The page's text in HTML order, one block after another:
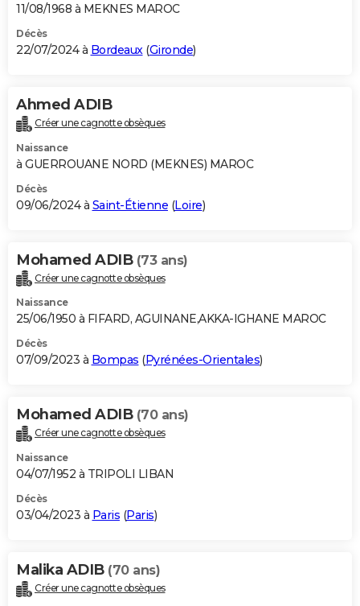
11/08/1968 à MEKNES MAROC
Décès
22/07/2024 à Bordeaux(Gironde)
Ahmed ADIB
Créer une cagnotte obsèques
Naissance
à GUERROUANE NORD (MEKNES) MAROC
Décès
09/06/2024 à Saint-Étienne (Loire)
Mohamed ADIB (73 ans)
Créer une cagnotte obsèques
Naissance
25/06/1950 à FIFARD, AGUINANE,AKKA-IGHANE MAROC
Décès
07/09/2023 à Bompas (Pyrénées-Orientales)
Mohamed ADIB (70 ans)
Créer une cagnotte obsèques
Naissance
04/07/1952 à TRIPOLI LIBAN
Décès
03/04/2023 à Paris (Paris)
Malika ADIB (70 ans)
Créer une cagnotte obsèques